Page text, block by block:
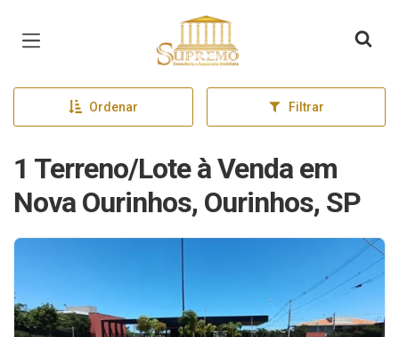
Página inicial
Ordenar Filtrar
1 Terreno/Lote à Venda em
Nova Ourinhos, Ourinhos, SP